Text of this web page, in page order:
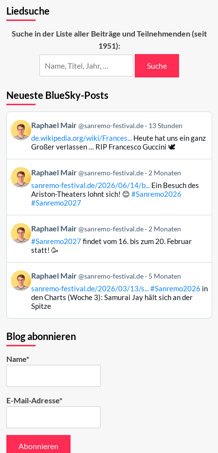
Duette
Festivals
Liedsuche
Suche in der Liste aller Beiträge und Teilnehmenden (seit
1951):
Suche
Neueste BlueSky-Posts
Beitrag
von
Raphael
Bluesky
ansehen
Raphael Mair @sanremo-festival.de 13 Stunden
de.wikipedia.org/wiki/Frances...Heute hat uns ein ganz
Großer verlassen … RIP Francesco Guccini 🕊️
Beitrag
von
Raphael
ansehen
Raphael Mair @sanremo-festival.de 2 Monaten
sanremo-festival.de/2026/06/14/b...Ein Besuch des
Ariston-Theaters lohnt sich! 😊 #Sanremo2026
#Sanremo2027
Beitrag
von
Raphael
Bluesky
ansehen
Raphael Mair @sanremo-festival.de 2 Monaten
#Sanremo2027findet vom 16. bis zum 20. Februar
statt! 🥳
Beitrag
von
Raphael
ansehen
Raphael Mair @sanremo-festival.de 5 Monaten
sanremo-festival.de/2026/03/13/s...#Sanremo2026 in
den Charts (Woche 3): Samurai Jay hält sich an der
Spitze
Blog abonnieren
Name*
E-Mail-Adresse*